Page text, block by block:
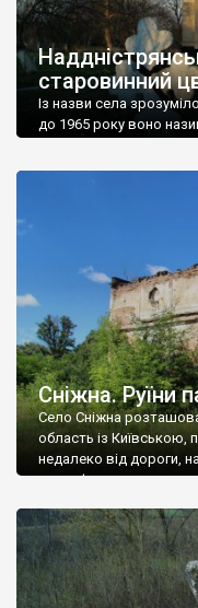
старовинний
Із назви села
до 1965 року воно
Наддністрянське
сіл. У селі є мурована
Сніжна. Руїни
Село Сніжна
область із Київською,
недалеко від дороги,
рельєфне пано, яке
не видно, але видно дві